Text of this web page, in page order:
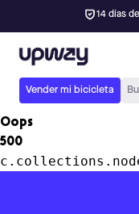
14 días
Upway
Vender mi bicicleta
Oops
500